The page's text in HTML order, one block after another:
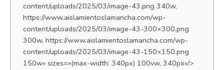
content/uploads/2025/03/image-43.png 340w,
https://www.aislamientoslamancha.com/wp-
content/uploads/2025/03/image-43-300×300.png
300w, https://www.aislamientoslamancha.com/wp-
content/uploads/2025/03/image-43-150×150.png
150w» sizes=»(max-width: 340px) 100vw, 340px»/>